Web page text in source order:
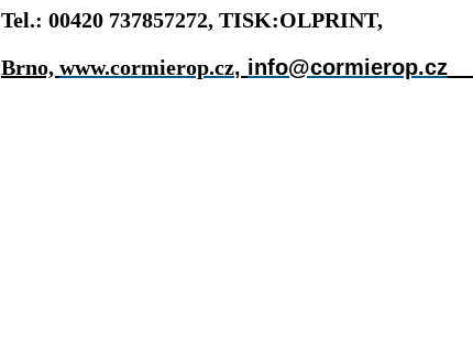
Tel.: 00420 737857272, TISK:OLPRINT,
Brno, www.cormierop.cz, info@cormierop.cz